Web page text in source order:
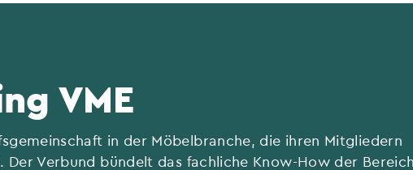
VME
in der Möbelbranche, die ihren Mitgliedern
Verbund bündelt das fachliche Know-How der